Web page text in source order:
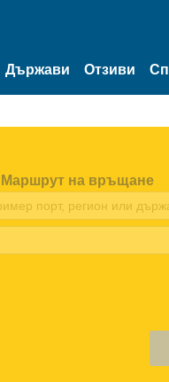
Държави Отзиви
Маршрут на връщане